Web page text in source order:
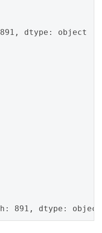
891, dtype: object
891, dtype: object